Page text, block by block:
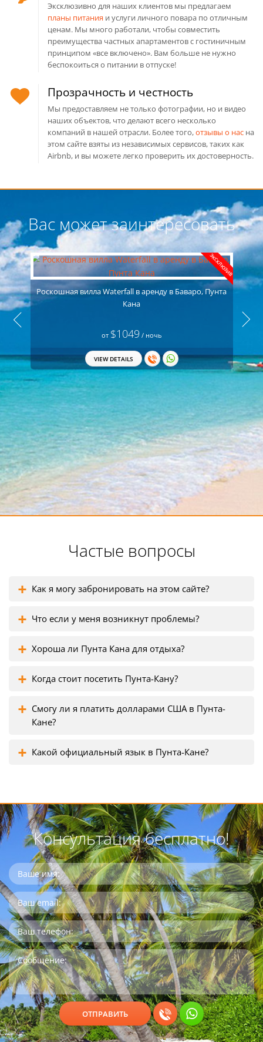
Эксклюзивно для наших клиентов мы предлагаем
планы питания и услуги личного повара по отличным
ценам. Мы много работали, чтобы совместить
преимущества частных апартаментов с гостиничным
принципом «все включено». Вам больше не нужно
беспокоиться о питании в отпуске!
Прозрачность и честность
Мы предоставляем не только фотографии, но и видео
наших объектов, что делают всего несколько
компаний в нашей отрасли. Более того,отзывы о нас на
этом сайте взяты из независимых сервисов, таких как
Airbnb, и вы можете легко проверить их достоверность.
Вас может заинтересовать
ЭКСКЛЮЗИВ
Роскошная вилла Waterfall в аренду в Баваро, Пунта
Кана
от $1049 / ночь
VIEW DETAILS
Частые вопросы
Как я могу забронировать на этом сайте?
Что если у меня возникнут проблемы?
Хороша ли Пунта Кана для отдыха?
Когда стоит посетить Пунта-Кану?
Смогу ли я платить долларами США в Пунта-
Кане?
Какой официальный язык в Пунта-Кане?
Консультация бесплатно!